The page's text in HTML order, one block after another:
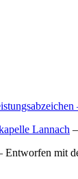
Lannach
Entworfen mit